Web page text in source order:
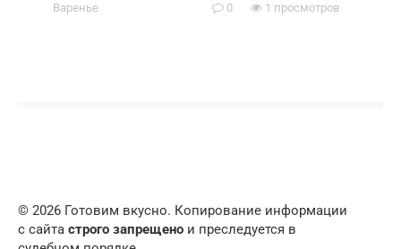
Варенье 0 1 просмотров
© 2026 Готовим вкусно. Копирование информации
с сайта строго запрещено и преследуется в